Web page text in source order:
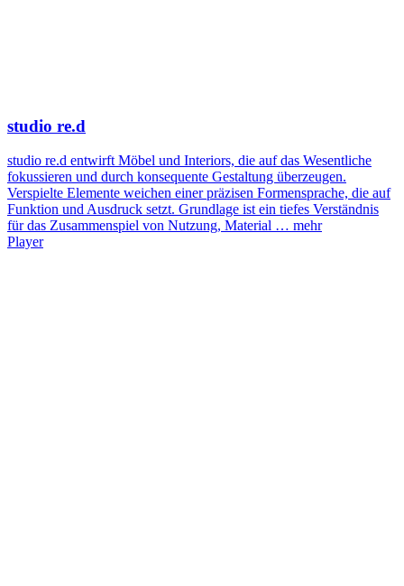
studio re.d
studio re.d entwirft Möbel und Interiors, die auf das Wesentliche
fokussieren und durch konsequente Gestaltung überzeugen.
Verspielte Elemente weichen einer präzisen Formensprache, die auf
Funktion und Ausdruck setzt. Grundlage ist ein tiefes Verständnis
für das Zusammenspiel von Nutzung, Material … mehr
Player